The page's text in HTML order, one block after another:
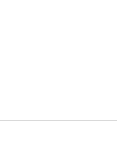
imagini
sunt acoperite